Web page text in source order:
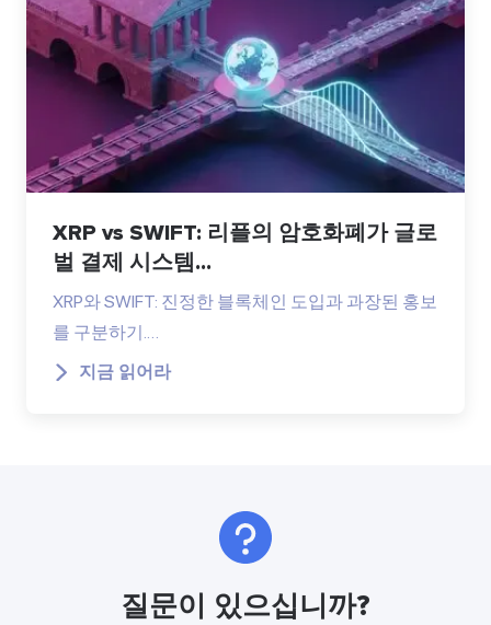
XRP vs SWIFT: 리플의 암호화폐가 글로
벌 결제 시스템...
XRP와 SWIFT: 진정한 블록체인 도입과 과장된 홍보
를 구분하기.…
지금 읽어라
질문이 있으십니까?